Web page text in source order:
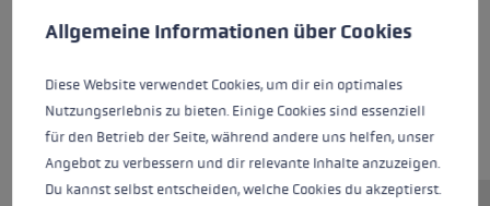
Allgemeine Informationen über Cookies
Diese Website verwendet Cookies, um dir ein optimales
Nutzungserlebnis zu bieten. Einige Cookies sind essenziell
für den Betrieb der Seite, während andere uns helfen, unser
Angebot zu verbessern und dir relevante Inhalte anzuzeigen.
Du kannst selbst entscheiden, welche Cookies du akzeptierst.